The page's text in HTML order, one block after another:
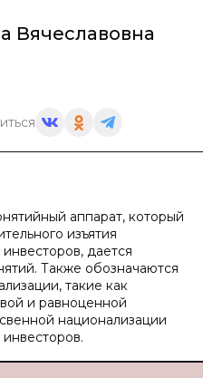
Вячеславовна
аппарат, который
изъятия
дается
Также обозначаются
такие как
и равноценной
национализации